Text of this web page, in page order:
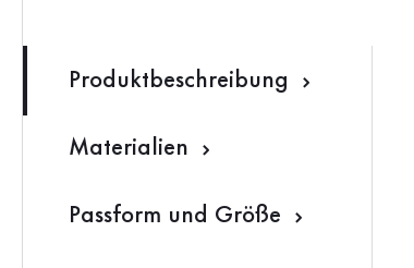
Produktbeschreibung
Materialien
Passform und Größe